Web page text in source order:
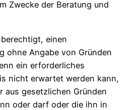
Zwecke der Beratung und
einen
ohne Angabe von Gründen
ein erforderliches
nicht erwartet werden kann,
aus gesetzlichen Gründen
oder darf oder die ihn in